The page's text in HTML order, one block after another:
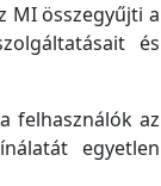
MI összegyűjti a
és
felhasználók az
egyetlen